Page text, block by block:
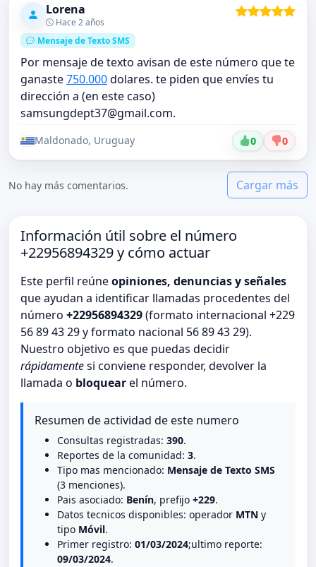
Lorena
Hace 2 años
Mensaje de Texto SMS
Por mensaje de texto avisan de este número que te
ganaste750.000dolares. te piden que envíes tu
dirección a (en este caso)
samsungdept37@gmail.com.
Maldonado, Uruguay 0 0
No hay más comentarios. Cargar más
Información útil sobre el número
+22956894329 y cómo actuar
Este perfil reúneopiniones, denuncias y señales
que ayudan a identificar llamadas procedentes del
número +22956894329(formato internacional +229
56 89 43 29 y formato nacional 56 89 43 29).
Nuestro objetivo es que puedas decidir
rápidamentesi conviene responder, devolver la
llamada o bloquearel número.
Resumen de actividad de este numero
Consultas registradas: 390.
Reportes de la comunidad: 3.
Tipo mas mencionado: Mensaje de Texto SMS
(3 menciones).
Pais asociado: Benín, prefijo +229.
Datos tecnicos disponibles: operador MTN y
tipo Móvil.
Primer registro: 01/03/2024;ultimo reporte:
09/03/2024.